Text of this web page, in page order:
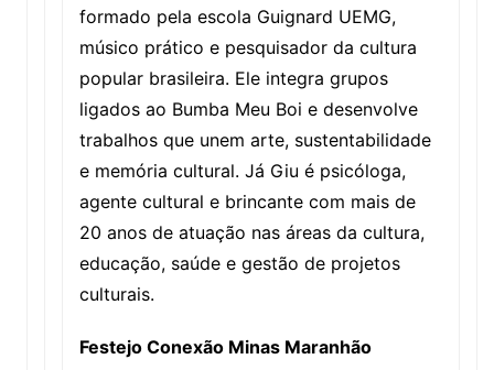
formado pela escola Guignard UEMG,
músico prático e pesquisador da cultura
popular brasileira. Ele integra grupos
ligados ao Bumba Meu Boi e desenvolve
trabalhos que unem arte, sustentabilidade
e memória cultural. Já Giu é psicóloga,
agente cultural e brincante com mais de
20 anos de atuação nas áreas da cultura,
educação, saúde e gestão de projetos
culturais.
Festejo Conexão Minas Maranhão